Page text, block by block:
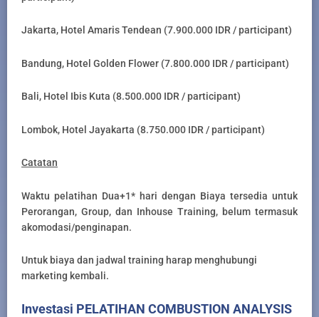
Jakarta, Hotel Amaris Tendean (7.900.000 IDR / participant)
Bandung, Hotel Golden Flower (7.800.000 IDR / participant)
Bali, Hotel Ibis Kuta (8.500.000 IDR / participant)
Lombok, Hotel Jayakarta (8.750.000 IDR / participant)
Catatan
Waktu pelatihan Dua+1* hari dengan Biaya tersedia untuk
Perorangan, Group, dan Inhouse Training, belum termasuk
akomodasi/penginapan.
Untuk biaya dan jadwal training harap menghubungi
marketing kembali.
Investasi PELATIHAN COMBUSTION ANALYSIS